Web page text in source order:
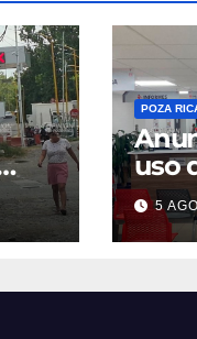
POZA
uso
5